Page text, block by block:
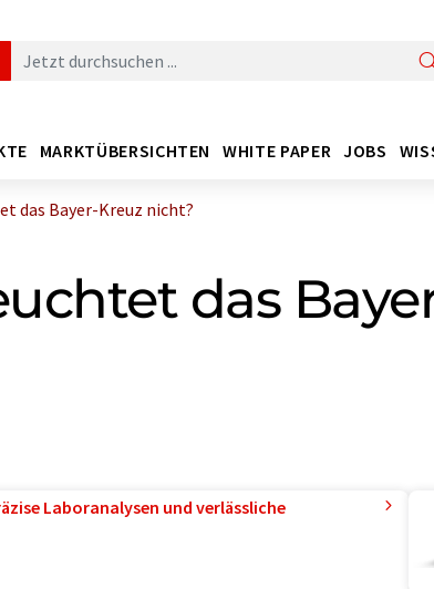
MARKTÜBERSICHTEN WHITE PAPER JOBS
das Bayer-Kreuz nicht?
das
Laboranalysen und verlässliche